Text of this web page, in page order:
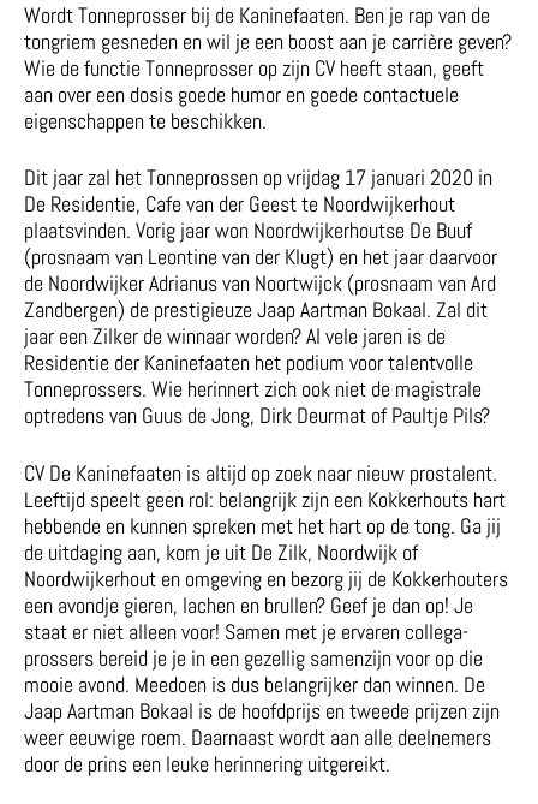
Wordt Tonneprosser bij de Kaninefaaten. Ben je rap van de
tongriem gesneden en wil je een boost aan je carrière geven?
Wie de functie Tonneprosser op zijn CV heeft staan, geeft
aan over een dosis goede humor en goede contactuele
eigenschappen te beschikken.
Dit jaar zal het Tonneprossen op vrijdag 17 januari 2020 in
De Residentie, Cafe van der Geest te Noordwijkerhout
plaatsvinden. Vorig jaar won Noordwijkerhoutse De Buuf
(prosnaam van Leontine van der Klugt) en het jaar daarvoor
de Noordwijker Adrianus van Noortwijck (prosnaam van Ard
Zandbergen) de prestigieuze Jaap Aartman Bokaal. Zal dit
jaar een Zilker de winnaar worden? Al vele jaren is de
Residentie der Kaninefaaten het podium voor talentvolle
Tonneprossers. Wie herinnert zich ook niet de magistrale
optredens van Guus de Jong, Dirk Deurmat of Paultje Pils?
CV De Kaninefaaten is altijd op zoek naar nieuw prostalent.
Leeftijd speelt geen rol: belangrijk zijn een Kokkerhouts hart
hebbende en kunnen spreken met het hart op de tong. Ga jij
de uitdaging aan, kom je uit De Zilk, Noordwijk of
Noordwijkerhout en omgeving en bezorg jij de Kokkerhouters
een avondje gieren, lachen en brullen? Geef je dan op! Je
staat er niet alleen voor! Samen met je ervaren collega-
prossers bereid je je in een gezellig samenzijn voor op die
mooie avond. Meedoen is dus belangrijker dan winnen. De
Jaap Aartman Bokaal is de hoofdprijs en tweede prijzen zijn
weer eeuwige roem. Daarnaast wordt aan alle deelnemers
door de prins een leuke herinnering uitgereikt.